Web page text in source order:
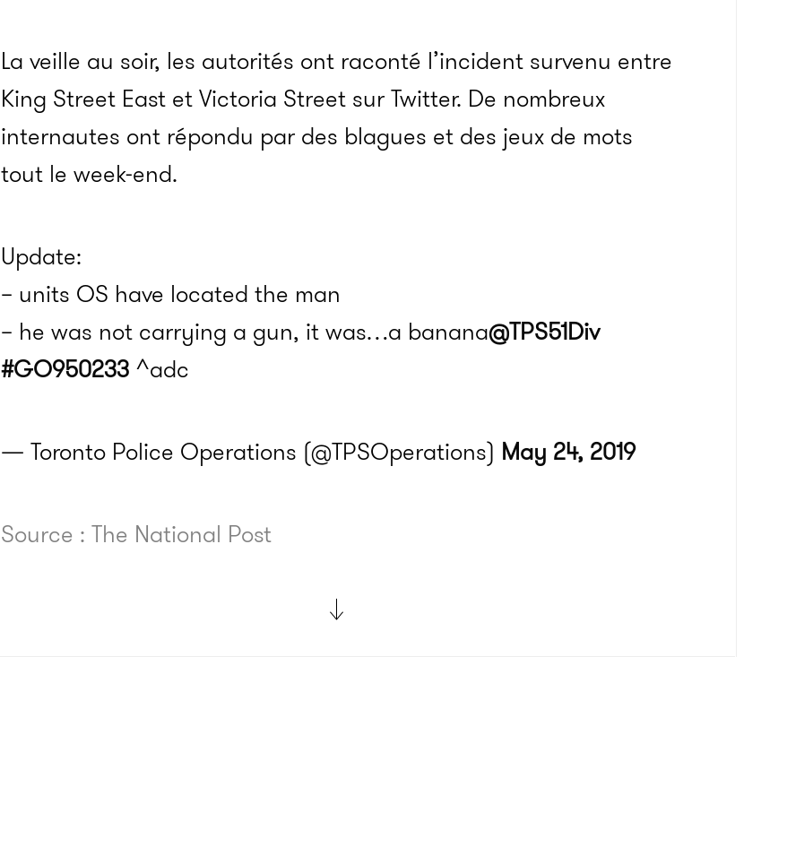
La veille au soir, les autorités ont raconté l’incident survenu entre
King Street East et Victoria Street sur Twitter. De nombreux
internautes ont répondu par des blagues et des jeux de mots
tout le week-end.
Update:
– units OS have located the man
– he was not carrying a gun, it was…a banana@TPS51Div
#GO950233 ^adc
— Toronto Police Operations (@TPSOperations) May 24, 2019
Source : The National Post